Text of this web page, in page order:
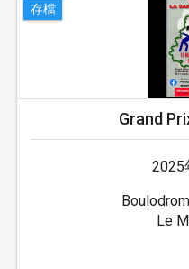
存檔
Grand
2025
Le